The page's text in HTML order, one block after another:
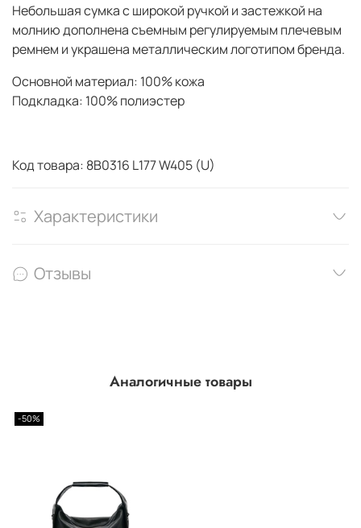
Небольшая сумка с широкой ручкой и застежкой на
молнию дополнена съемным регулируемым плечевым
ремнем и украшена металлическим логотипом бренда.
Основной материал: 100% кожа
Подкладка: 100% полиэстер
Код товара: 8B0316 L177 W405 (U)
Характеристики
Отзывы
Аналогичные товары
-50%